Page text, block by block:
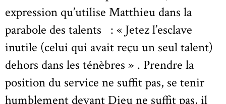
expression qu’utilise Matthieu dans la
parabole des talents : « Jetez l’esclave
inutile (celui qui avait reçu un seul talent)
dehors dans les ténèbres » . Prendre la
position du service ne suffit pas, se tenir
humblement devant Dieu ne suffit pas, il